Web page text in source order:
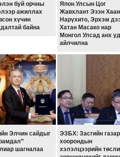
буй орчны
ажиллах
хүчин
байна
Япон Улсын Цог
Жавхлант Эзэн Хаан
Нарүхито, Эрхэм
Хатан Масако нар
Монгол Улсад анх
айлчилна
Элчин сайдыг
шагналаа
ЭЗБХ: Засгийн газар
хоорондын
хэлэлцээрийн